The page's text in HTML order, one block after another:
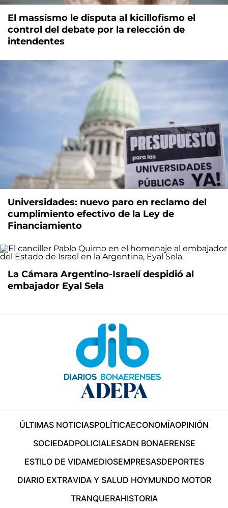
El massismo le disputa al kicillofismo el
control del debate por la relección de
intendentes
Universidades: nuevo paro en reclamo del
cumplimiento efectivo de la Ley de
Financiamiento
La Cámara Argentino-Israelí despidió al
embajador Eyal Sela
ÚLTIMAS NOTICIASPOLÍTICAECONOMÍAOPINIÓN
SOCIEDADPOLICIALESADN BONAERENSE
ESTILO DE VIDAMEDIOSEMPRESASDEPORTES
DIARIO EXTRAVIDA Y SALUD HOYMUNDO MOTOR
TRANQUERAHISTORIA